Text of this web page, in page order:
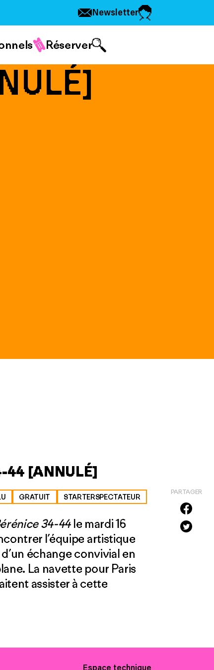
Newsletter
Réserver
PARTAGER
44 [ANNULÉ]
GRATUIT STARTERSPECTATEUR
34-44le mardi 16
l’équipe artistique
échange convivial en
La navette pour Paris
assister à cette